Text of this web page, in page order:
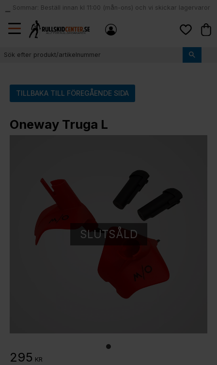
Meny
local_shipping
Sommar: Beställ innan kl 11:00 (mån-ons) och vi skickar lagervaror
samma dag
TILLBAKA TILL FÖREGÅENDE SIDA
Oneway Truga L
SLUTSÅLD
295 KR